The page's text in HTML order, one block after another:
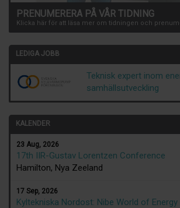
PRENUMERERA PÅ VÅR TIDNING
Klicka här för att läsa mer om tidningen och
LEDIGA JOBB
Teknisk expert inom
samhällsutveckling
KALENDER
23 Aug, 2026
17th IIR-Gustav Lorentzen Conference
Hamilton, Nya Zeeland
17 Sep, 2026
Kyltekniska Nordost: Nibe World of Energy